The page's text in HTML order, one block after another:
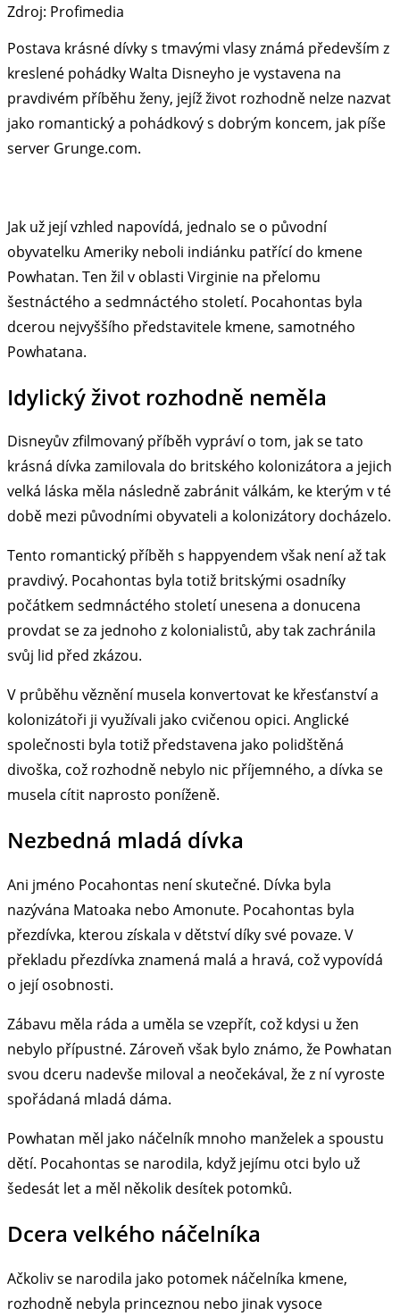
Zdroj: Profimedia
Postava krásné dívky s tmavými vlasy známá především z
kreslené pohádky Walta Disneyho je vystavena na
pravdivém příběhu ženy, jejíž život rozhodně nelze nazvat
jako romantický a pohádkový s dobrým koncem, jak píše
server Grunge.com.
Jak už její vzhled napovídá, jednalo se o původní
obyvatelku Ameriky neboli indiánku patřící do kmene
Powhatan. Ten žil v oblasti Virginie na přelomu
šestnáctého a sedmnáctého století. Pocahontas byla
dcerou nejvyššího představitele kmene, samotného
Powhatana.
Idylický život rozhodně neměla
Disneyův zfilmovaný příběh vypráví o tom, jak se tato
krásná dívka zamilovala do britského kolonizátora a jejich
velká láska měla následně zabránit válkám, ke kterým v té
době mezi původními obyvateli a kolonizátory docházelo.
Tento romantický příběh s happyendem však není až tak
pravdivý. Pocahontas byla totiž britskými osadníky
počátkem sedmnáctého století unesena a donucena
provdat se za jednoho z kolonialistů, aby tak zachránila
svůj lid před zkázou.
V průběhu věznění musela konvertovat ke křesťanství a
kolonizátoři ji využívali jako cvičenou opici. Anglické
společnosti byla totiž představena jako polidštěná
divoška, což rozhodně nebylo nic příjemného, a dívka se
musela cítit naprosto poníženě.
Nezbedná mladá dívka
Ani jméno Pocahontas není skutečné. Dívka byla
nazývána Matoaka nebo Amonute. Pocahontas byla
přezdívka, kterou získala v dětství díky své povaze. V
překladu přezdívka znamená malá a hravá, což vypovídá
o její osobnosti.
Zábavu měla ráda a uměla se vzepřít, což kdysi u žen
nebylo přípustné. Zároveň však bylo známo, že Powhatan
svou dceru nadevše miloval a neočekával, že z ní vyroste
spořádaná mladá dáma.
Powhatan měl jako náčelník mnoho manželek a spoustu
dětí. Pocahontas se narodila, když jejímu otci bylo už
šedesát let a měl několik desítek potomků.
Dcera velkého náčelníka
Ačkoliv se narodila jako potomek náčelníka kmene,
rozhodně nebyla princeznou nebo jinak vysoce